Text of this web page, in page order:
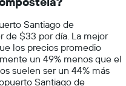
Santiago de
de $33 por día. La mejor
los precios promedio
un 49% menos que el
suelen ser un 44% más
Santiago de